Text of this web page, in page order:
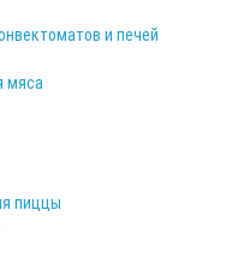
и печей
мяса
пиццы